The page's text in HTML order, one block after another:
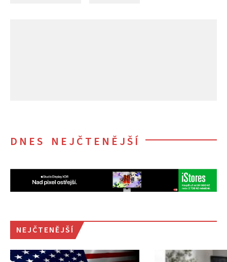
DNES NEJČTENĚJŠÍ
NEJČTENĚJŠÍ